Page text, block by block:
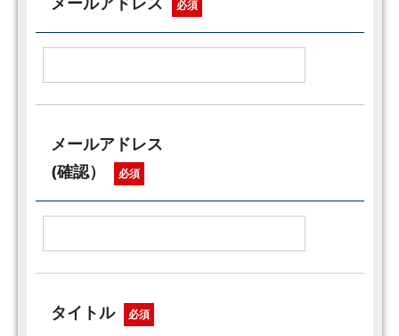
必須
メールアドレス
(確認）
必須
タイトル 必須